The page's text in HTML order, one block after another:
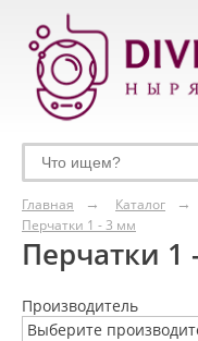
Главная Каталог
Перчатки 1 - 3 мм
Перчатки 1
Производитель
Выберите